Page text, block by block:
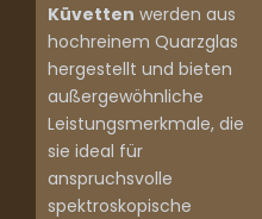
Küvetten werden aus
hochreinem Quarzglas
hergestellt und bieten
außergewöhnliche
Leistungsmerkmale, die
sie ideal für
anspruchsvolle
spektroskopische